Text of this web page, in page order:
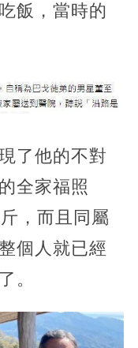
飯，當時的
了他的不對
全家福照
，而且同屬
個人就已經
。